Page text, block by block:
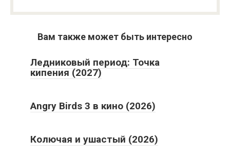
Вам также может быть интересно
Ледниковый период: Точка
кипения (2027)
Angry Birds 3 в кино (2026)
Колючая и ушастый (2026)